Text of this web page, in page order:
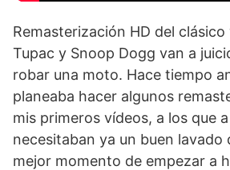
Remasterización HD del
Tupac y Snoop Dogg van a
robar una moto. Hace tiempo
planeaba hacer algunos
mis primeros vídeos, a los que
necesitaban ya un buen lavado
mejor momento de empezar a